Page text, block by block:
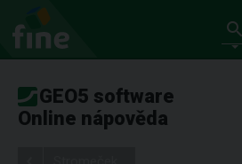
GEO5 software
Online nápověda